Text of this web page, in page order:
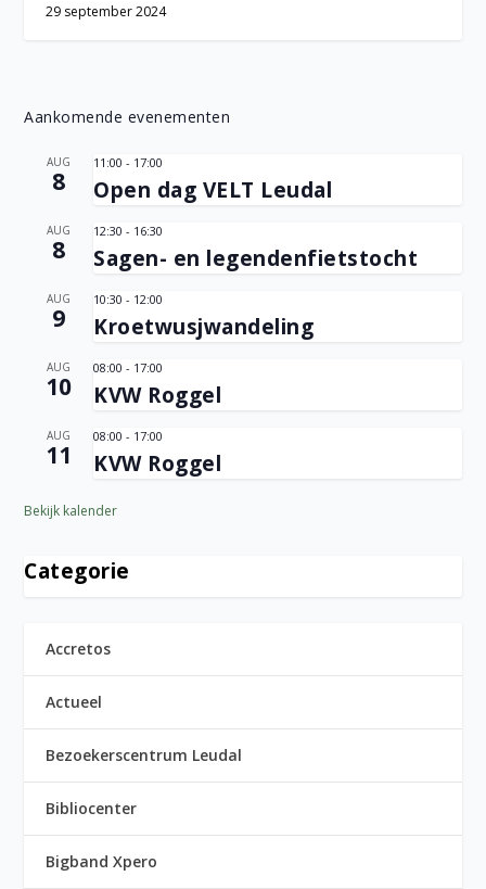
29 september 2024
Aankomende evenementen
AUG
8
11:00 - 17:00
Open dag VELT Leudal
AUG
8
12:30 - 16:30
Sagen- en legendenfietstocht
AUG
9
10:30 - 12:00
Kroetwusjwandeling
AUG
10
08:00 - 17:00
KVW Roggel
AUG
11
08:00 - 17:00
KVW Roggel
Bekijk kalender
Categorie
Accretos
Actueel
Bezoekerscentrum Leudal
Bibliocenter
Bigband Xpero